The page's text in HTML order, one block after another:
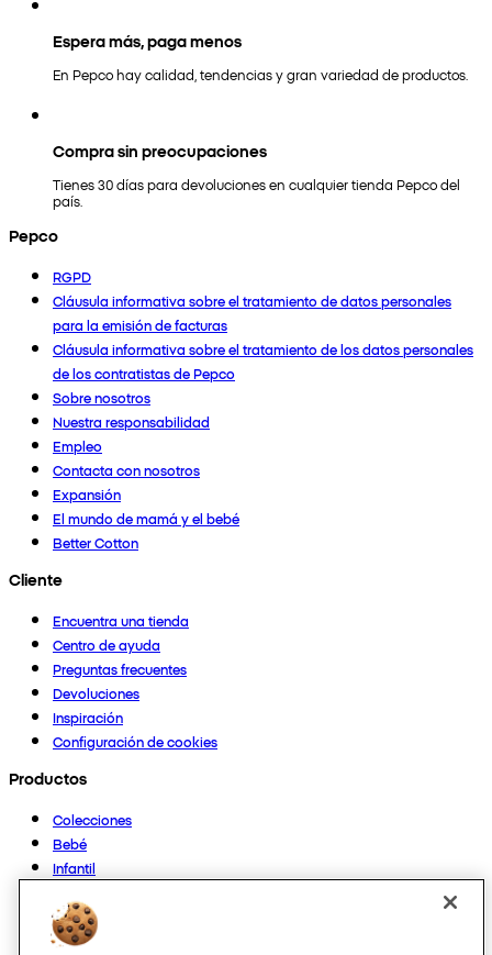
Espera más, paga menos
En Pepco hay calidad, tendencias y gran variedad de productos.
Compra sin preocupaciones
Tienes 30 días para devoluciones en cualquier tienda Pepco del
país.
Pepco
RGPD
Cláusula informativa sobre el tratamiento de datos personales
para la emisión de facturas
Cláusula informativa sobre el tratamiento de los datos personales
de los contratistas de Pepco
Sobre nosotros
Nuestra responsabilidad
Empleo
Contacta con nosotros
Expansión
El mundo de mamá y el bebé
Better Cotton
Cliente
Encuentra una tienda
Centro de ayuda
Preguntas frecuentes
Devoluciones
Inspiración
Configuración de cookies
Productos
Colecciones
Bebé
Infantil
Mujer
Hombre